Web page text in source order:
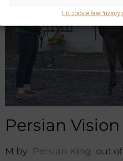
EU cookie lawPrivacy
Persian Vision
M by Persian King out of